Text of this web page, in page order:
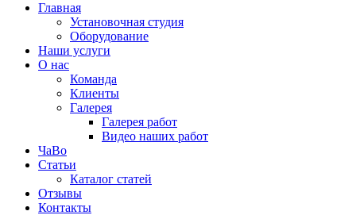
Главная
Установочная студия
Оборудование
Наши услуги
О нас
Команда
Клиенты
Галерея
Галерея работ
Видео наших работ
ЧаВо
Статьи
Каталог статей
Отзывы
Контакты